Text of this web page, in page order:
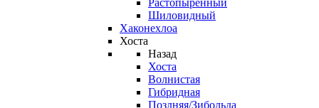
Растопыренный
Шиловидный
Хаконехлоа
Хоста
Назад
Хоста
Волнистая
Гибридная
Поздняя/Зибольда